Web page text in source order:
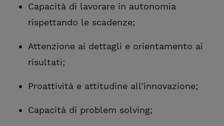
Capacità di lavorare in autonomia
rispettando le scadenze;
Attenzione ai dettagli e orientamento ai
risultati;
Proattività e attitudine all’innovazione;
Capacità di problem solving;